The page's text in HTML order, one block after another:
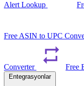
Alert Lookup
Free ASIN to UPC
Converter Free
Entegrasyonlar